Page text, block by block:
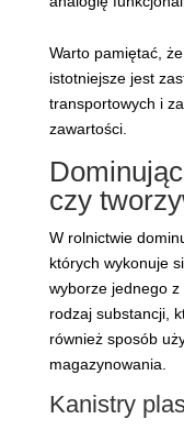
Warto pamiętać,
istotniejsze jest
transportowych i
zawartości.
czy
W rolnictwie
których wykonuje
wyborze jednego
rodzaj substancji,
również sposób
magazynowania.
Kanistry